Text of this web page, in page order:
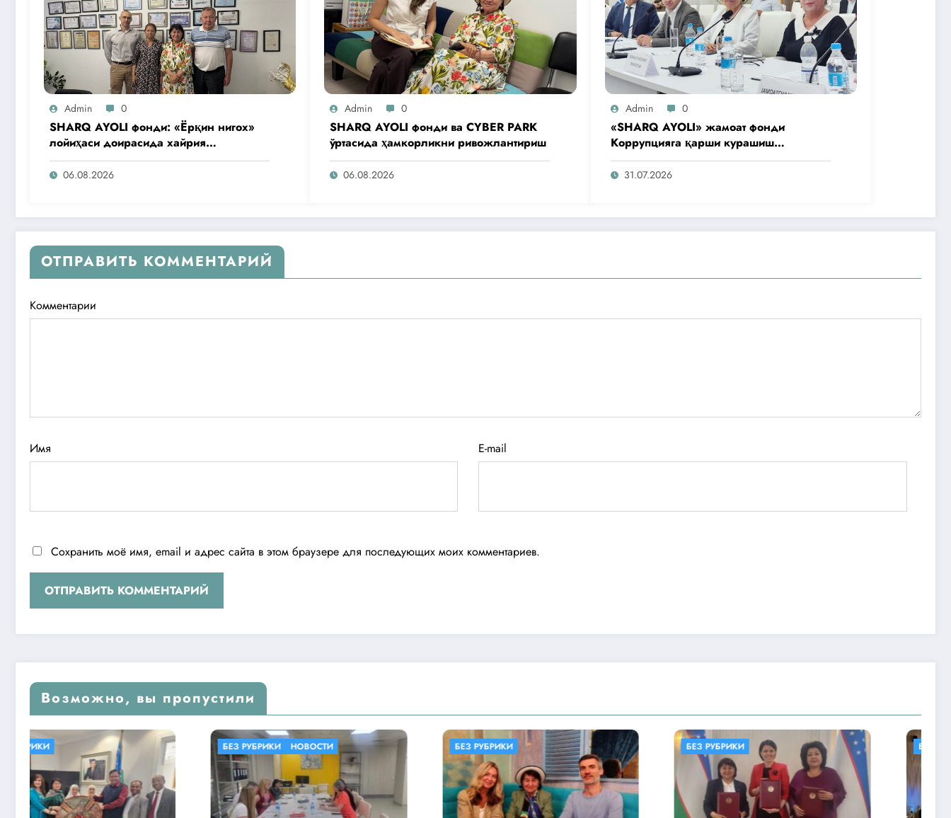
Admin 0
SHARQ AYOLI фонди: «Ёрқин нигох»
лойиҳаси доирасида хайрия
операциялари ўтказилади
06.08.2026
Admin 0
SHARQ AYOLI фонди ва CYBER PARK
ўртасида ҳамкорликни ривожлантириш
06.08.2026
Admin 0
«SHARQ AYOLI» жамоат фонди
Коррупцияга қарши курашиш
агентлигидаги жамоат эшитувида
ташаббусларини тақдим этди
31.07.2026
ОТПРАВИТЬ КОММЕНТАРИЙ
Комментарии
Имя E-mail
Сохранить моё имя, email и адрес сайта в этом браузере для последующих моих комментариев.
Возможно, вы пропустили
БЕЗ РУБРИКИ НОВОСТИ БЕЗ РУБРИКИ БЕЗ РУБРИКИ БЕЗ РУБРИКИ